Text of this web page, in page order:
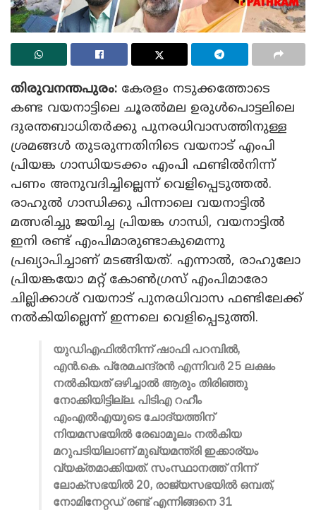
തിരുവനന്തപുരം: കേരളം നടുക്കത്തോടെ
കണ്ട വയനാട്ടിലെ ചൂരല്‍മല ഉരുള്‍പൊട്ടലിലെ
ദുരന്തബാധിതര്‍ക്കു പുനരധിവാസത്തിനുള്ള
ശ്രമങ്ങള്‍ തുടരുന്നതിനിടെ വയനാട് എംപി
പ്രിയങ്ക ഗാന്ധിയടക്കം എംപി ഫണ്ടില്‍നിന്ന്
പണം അനുവദിച്ചില്ലെന്ന് വെളിപ്പെടുത്തല്‍.
രാഹുല്‍ ഗാന്ധിക്കു പിന്നാലെ വയനാട്ടില്‍
മത്സരിച്ചു ജയിച്ച പ്രിയങ്ക ഗാന്ധി, വയനാട്ടില്‍
ഇനി രണ്ട് എംപിമാരുണ്ടാകുമെന്നു
പ്രഖ്യാപിച്ചാണ് മടങ്ങിയത്. എന്നാല്‍, രാഹുലോ
പ്രിയങ്കയോ മറ്റ് കോണ്‍ഗ്രസ് എംപിമാരോ
ചില്ലിക്കാശ് വയനാട് പുനരധിവാസ ഫണ്ടിലേക്ക്
നല്‍കിയില്ലെന്ന് ഇന്നലെ വെളിപ്പെടുത്തി.
യുഡിഎഫില്‍നിന്ന് ഷാഫി പറമ്പില്‍,
എന്‍.കെ. പ്രേമചന്ദ്രന്‍ എന്നിവര്‍ 25 ലക്ഷം
നല്‍കിയത് ഒഴിച്ചാല്‍ ആരും തിരിഞ്ഞു
നോക്കിയിട്ടില്ല. പിടിഎ റഹീം
എംഎല്‍എയുടെ ചോദ്യത്തിന്
നിയമസഭയില്‍ രേഖാമൂലം നല്‍കിയ
മറുപടിയിലാണ് മുഖ്യമന്ത്രി ഇക്കാര്യം
വ്യക്തമാക്കിയത്. സംസ്ഥാനത്ത് നിന്ന്
ലോക്‌സഭയില്‍ 20, രാജ്യസഭയില്‍ ഒമ്പത്,
നോമിനേറ്റഡ് രണ്ട് എന്നിങ്ങനെ 31